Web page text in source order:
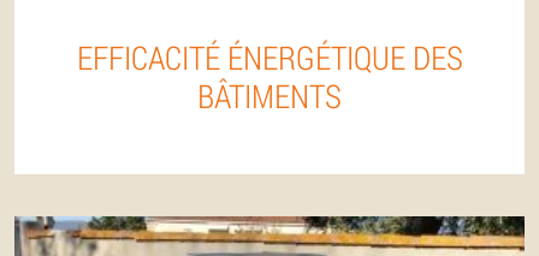
EFFICACITÉ ÉNERGÉTIQUE DES
BÂTIMENTS